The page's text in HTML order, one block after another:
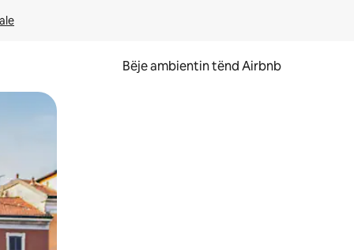
Bëje ambientin tënd Airbnb